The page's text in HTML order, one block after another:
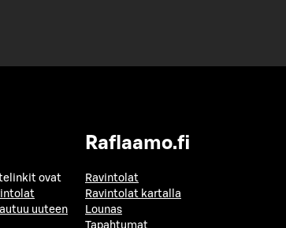
ovat
uuteen
Raflaamo.fi
Ravintolat
Ravintolat kartalla
Lounas